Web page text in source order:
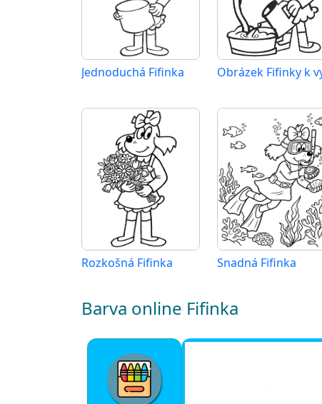
Jednoduchá Fifinka
Rozkošná Fifinka Snadná Fifinka
Barva online Fifinka